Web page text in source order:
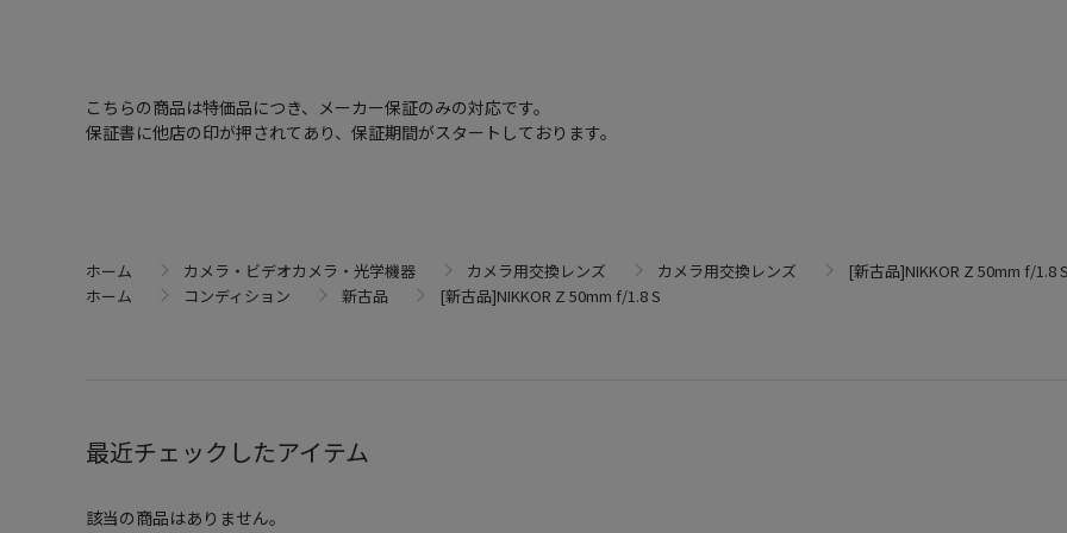
こちらの商品は特価品につき、メーカー保証のみの対応です。
保証書に他店の印が押されてあり、保証期間がスタートしております。
ホーム カメラ・ビデオカメラ・光学機器 カメラ用交換レンズ カメラ用交換レンズ
[新古品]NIKKOR Z 50mm f/1.8
ホーム
コンディション 新古品 [新古品]NIKKOR Z 50mm f/1.8 S
最近チェックしたアイテム
該当の商品はありません。